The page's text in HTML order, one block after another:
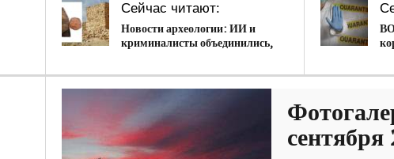
Сейчас читают:
Новости археологии: ИИ и
криминалисты объединились,
Библии
сентября